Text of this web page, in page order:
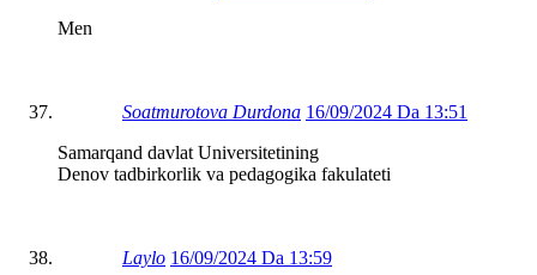
Men
Soatmurotova Durdona 16/09/2024 Da 13:51
Samarqand davlat Universitetining
Denov tadbirkorlik va pedagogika fakulateti
Laylo 16/09/2024 Da 13:59